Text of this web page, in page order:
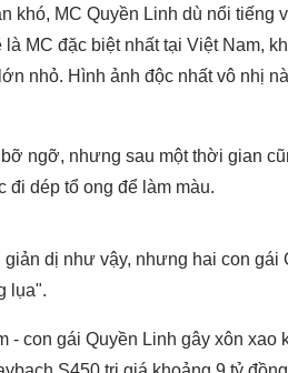
khó, MC Quyền Linh dù nổi tiếng
là MC đặc biệt nhất tại Việt Nam,
nhỏ. Hình ảnh độc nhất vô nhị
ngỡ, nhưng sau một thời gian
đi dép tổ ong để làm màu.
dị như vậy, nhưng hai con
lụa".
- con gái Quyền Linh gây xôn